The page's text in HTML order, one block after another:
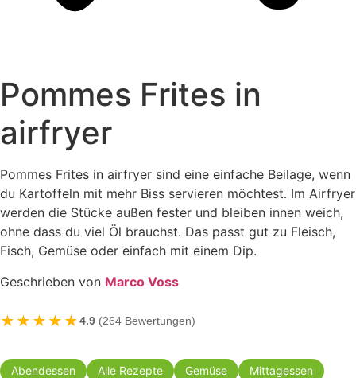
Pommes Frites in
airfryer
Pommes Frites in airfryer sind eine einfache Beilage, wenn
du Kartoffeln mit mehr Biss servieren möchtest. Im Airfryer
werden die Stücke außen fester und bleiben innen weich,
ohne dass du viel Öl brauchst. Das passt gut zu Fleisch,
Fisch, Gemüse oder einfach mit einem Dip.
Geschrieben von Marco Voss
★★★★★4.9 (264 Bewertungen)
Abendessen Alle Rezepte Gemüse Mittagessen